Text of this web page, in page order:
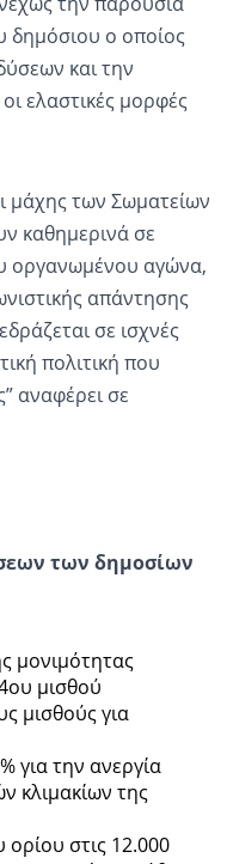
δημόσιου ο οποίος
και την
ελαστικές μορφές
μάχης των Σωματείων
καθημερινά σε
οργανωμένου αγώνα,
απάντησης
σε ισχνές
πολιτική που
αναφέρει σε
των δημοσίων
μονιμότητας
μισθού
μισθούς για
για την ανεργία
κλιμακίων της
στις 12.000